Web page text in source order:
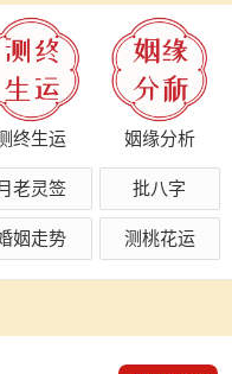
终生运 姻缘分析
老灵签 批八字
姻走势 测桃花运